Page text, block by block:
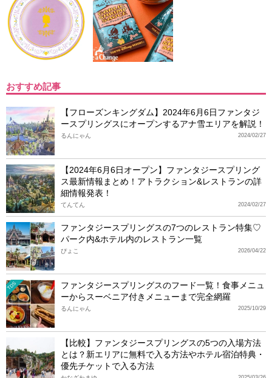
おすすめ記事
【フローズンキングダム】2024年6月6日ファンタジ
ースプリングスにオープンするアナ雪エリアを解説！
2024/02/27
るんにゃん
【2024年6月6日オープン】ファンタジースプリング
ス最新情報まとめ！アトラクション&レストランの詳
細情報発表！
2024/02/27
てんてん
ファンタジースプリングスの7つのレストラン特集♡
パーク内&ホテル内のレストラン一覧
2026/04/22
ぴょこ
TDS
ファンタジースプリングスのフード一覧！食事メニュ
ーからスーベニア付きメニューまで完全網羅
2025/10/29
るんにゃん
【比較】ファンタジースプリングスの5つの入場方法
とは？新エリアに無料で入る方法やホテル宿泊特典・
優先チケットで入る方法